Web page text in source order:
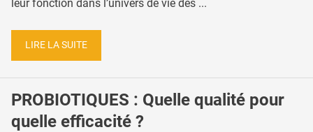
leur fonction dans l’univers de vie des ...
LIRE LA SUITE
PROBIOTIQUES : Quelle qualité pour
quelle efficacité ?